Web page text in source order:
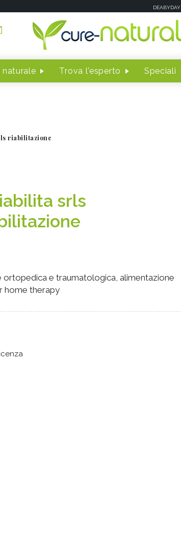
DEABYDAY
naturale Trova l'esperto Speciali
riabilitazione
srls
ortopedica e traumatologica, alimentazione
home therapy